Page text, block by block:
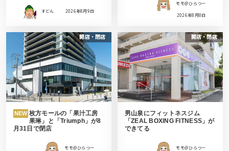
すどん 2026年8月9日
モモ＠ひらつー
2026年8月8日
開店・閉店
NEW 枚方モールの「果汁工房
果琳」と「Triumph」が8
月31日で閉店
モモ＠ひらつー
開店・閉店
男山泉にフィットネスジム
「ZEAL BOXING FITNESS」が
できてる
モモ＠ひらつー